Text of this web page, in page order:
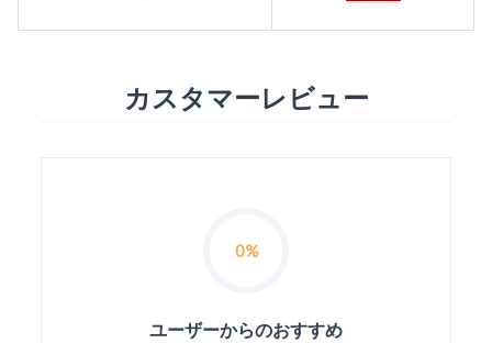
カスタマーレビュー
0%
ユーザーからのおすすめ